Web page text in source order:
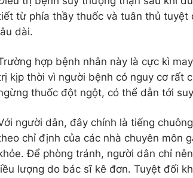
từ phía thầy thuốc và tuân thủ
dài.
hợp bệnh nhân này là cực kì
kịp thời vì người bệnh có nguy cơ rất
thuốc đột ngột, có thể dẫn tới
người dân, đây chính là tiếng
chỉ định của các nhà chuyên môn
Để phòng tránh, người dân chỉ
lượng do bác sĩ kê đơn. Tuyệt đối